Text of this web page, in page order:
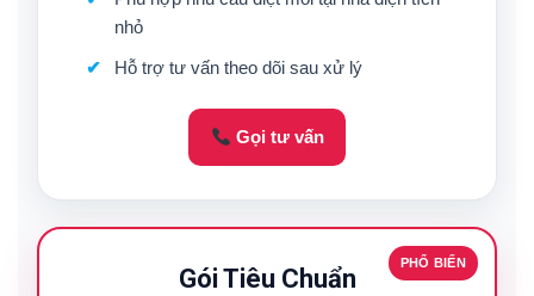
nhỏ
Hỗ trợ tư vấn theo dõi sau xử lý
Gọi tư vấn
PHỔ BIẾN
Gói Tiêu Chuẩn